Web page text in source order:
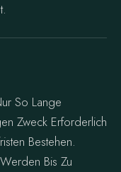
So Lange
Zweck Erforderlich
Bestehen.
Bis Zu